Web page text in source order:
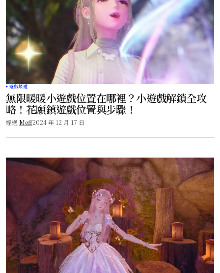
遊戲頻道
無限暖暖小遊戲位置在哪裡？小遊戲解鎖全攻
略！花願鎮遊戲位置與步驟！
經過 Meff2024 年 12 月 17 日